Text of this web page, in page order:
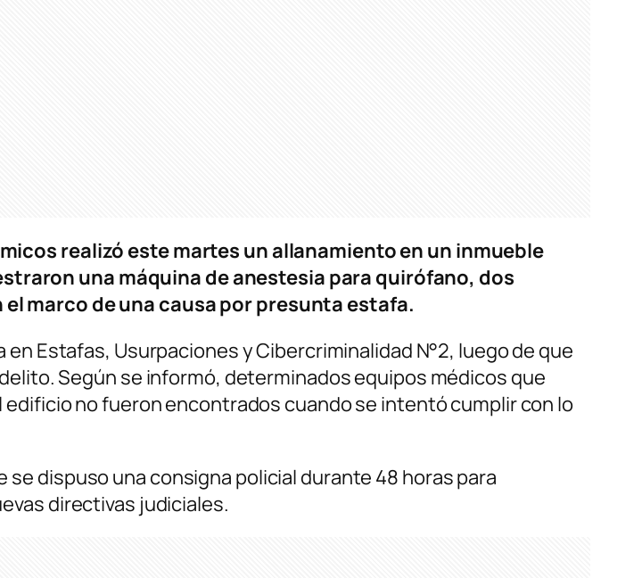
realizó este martes un allanamiento en un inmueble
una máquina de anestesia para quirófano, dos
marco de una causa por presunta estafa.
Estafas, Usurpaciones y Cibercriminalidad N°2, luego de que
Según se informó, determinados equipos médicos que
no fueron encontrados cuando se intentó cumplir con lo
dispuso una consigna policial durante 48 horas para
directivas judiciales.